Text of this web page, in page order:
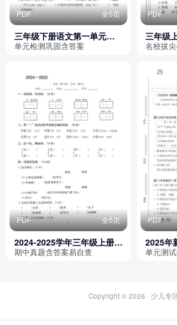
PDF 全5页
三年级下册语文第一单元检
测卷（含答案）
单元检测巩固含答案
PDF
三年级
测卷四
名校拔
PDF 全5页
2024-2025学年三年级上册语
文期中调研试卷（含答案）
期中真题含答案易自查
PDF
2025年
第一单
案）
单元测
Copyright © 2026 · 少儿专